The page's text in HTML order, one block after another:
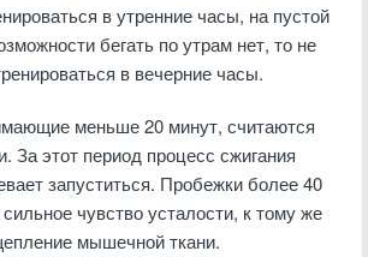
в утренние часы, на пустой
бегать по утрам нет, то не
в вечерние часы.
меньше 20 минут, считаются
За этот период процесс сжигания
запуститься. Пробежки более 40
чувство усталости, к тому же
мышечной ткани.